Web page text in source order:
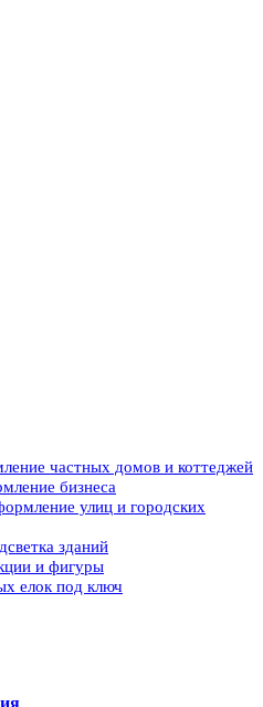
частных домов и коттеджей
бизнеса
улиц и городских
зданий
и фигуры
елок под ключ